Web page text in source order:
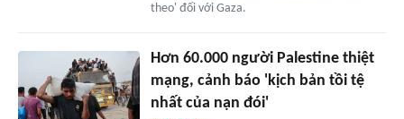
theo' đối với Gaza.
Hơn 60.000 người Palestine thiệt
mạng, cảnh báo 'kịch bản tồi tệ
nhất của nạn đói'